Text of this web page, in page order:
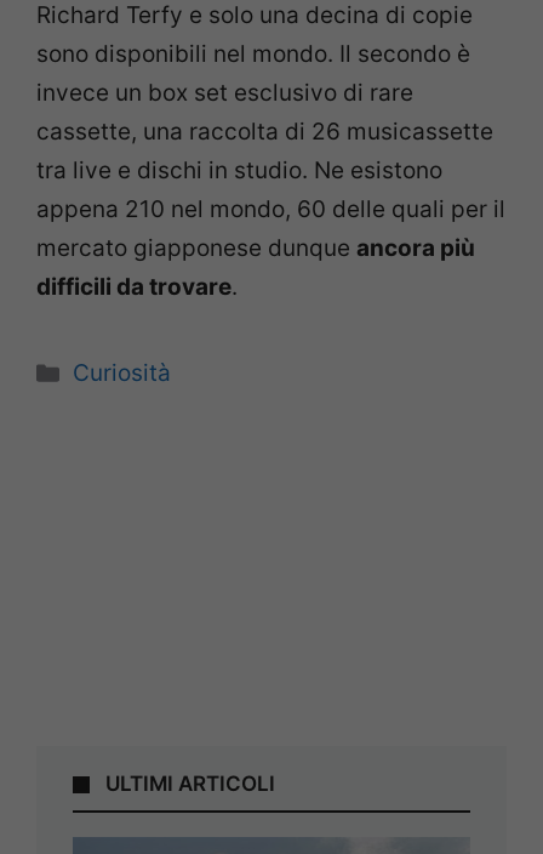
Richard Terfy e solo una decina di copie
sono disponibili nel mondo. Il secondo è
invece un box set esclusivo di rare
cassette, una raccolta di 26 musicassette
tra live e dischi in studio. Ne esistono
appena 210 nel mondo, 60 delle quali per il
mercato giapponese dunque ancora più
difficili da trovare.
Categorie
Curiosità
ULTIMI ARTICOLI